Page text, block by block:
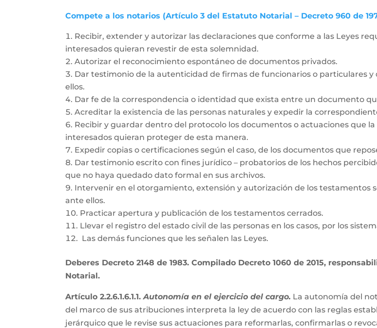
Compete a los notarios (Artículo 3 del Estatuto Notarial – Decreto 960 de
Recibir, extender y autorizar las declaraciones que conforme a las Leyes
interesados quieran revestir de esta solemnidad.
Autorizar el reconocimiento espontáneo de documentos privados.
Dar testimonio de la autenticidad de firmas de funcionarios o particulares
ellos.
Dar fe de la correspondencia o identidad que exista entre un documento
Acreditar la existencia de las personas naturales y expedir la
Recibir y guardar dentro del protocolo los documentos o actuaciones que
interesados quieran proteger de esta manera.
Expedir copias o certificaciones según el caso, de los documentos que
Dar testimonio escrito con fines jurídico – probatorios de los hechos
que no haya quedado dato formal en sus archivos.
Intervenir en el otorgamiento, extensión y autorización de los testamentos
ante ellos.
Practicar apertura y publicación de los testamentos cerrados.
Llevar el registro del estado civil de las personas en los casos, por los
Las demás funciones que les señalen las Leyes.
Deberes Decreto 2148 de 1983. Compilado Decreto 1060 de 2015,
Notarial.
Artículo 2.2.6.1.6.1.1.Autonomía en el ejercicio del cargo. La autonomía del
del marco de sus atribuciones interpreta la ley de acuerdo con las reglas
jerárquico que le revise sus actuaciones para reformarlas, confirmarlas o